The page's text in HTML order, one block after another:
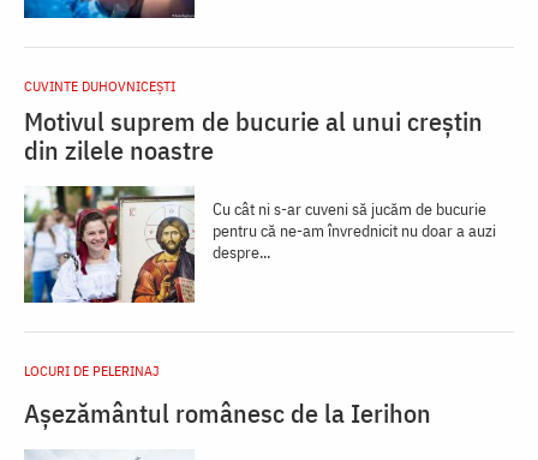
CUVINTE DUHOVNICEȘTI
Motivul suprem de bucurie al unui creștin
din zilele noastre
Cu cât ni s-ar cuveni să jucăm de bucurie
pentru că ne-am învrednicit nu doar a auzi
despre...
LOCURI DE PELERINAJ
Așezământul românesc de la Ierihon